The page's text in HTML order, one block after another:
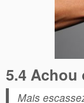
5.4
Mais